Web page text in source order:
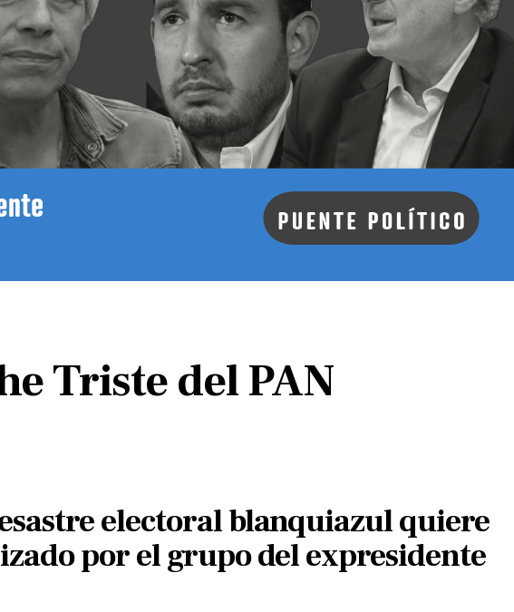
Triste del PAN
electoral blanquiazul quiere
por el grupo del expresidente